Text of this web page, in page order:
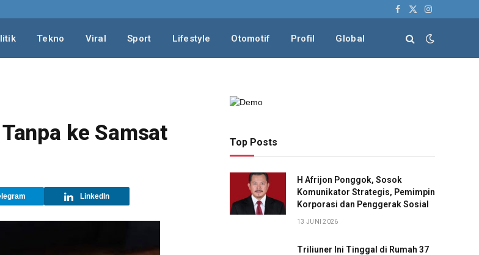
Facebook
X
Instagram
Tekno Viral Sport Lifestyle Otomotif Profil Global
ke Samsat
LinkedIn
Top Posts
H Afrijon Ponggok, Sosok
Komunikator Strategis, Pemimpin
Korporasi dan Penggerak Sosial
13 JUNI 2026
Triliuner Ini Tinggal di Rumah 37